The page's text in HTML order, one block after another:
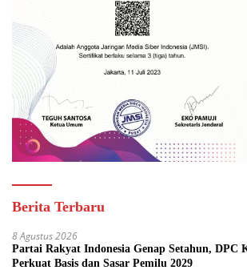
Berita Terbaru
8 Agustus 2026
Partai Rakyat Indonesia Genap Setahun, DPC
Perkuat Basis dan Sasar Pemilu 2029